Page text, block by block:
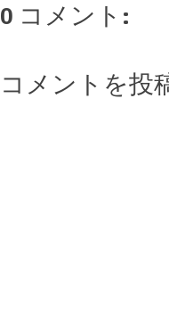
0 コメント:
コメントを投